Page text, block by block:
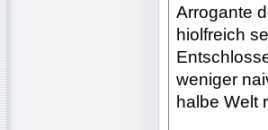
Arrogante
hiolfreich
weniger
halbe Welt